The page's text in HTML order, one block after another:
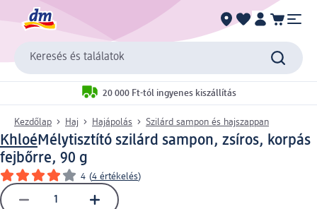
Keresés és találatok
20 000 Ft-tól ingyenes kiszállítás
Kezdőlap Haj Hajápolás Szilárd sampon és hajszappan
KhloéMélytisztító szilárd sampon, zsíros, korpás
fejbőrre, 90 g
4 (4 értékelés)